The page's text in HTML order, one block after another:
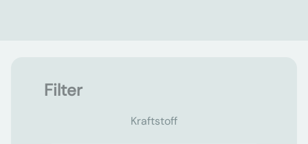
Filter
Kraftstoff